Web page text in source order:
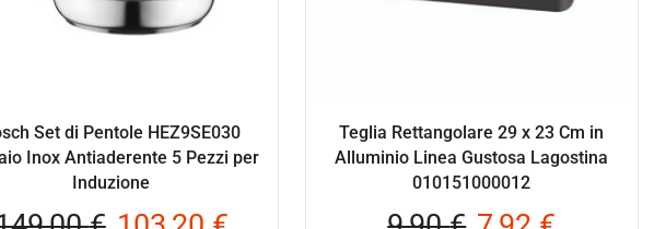
Set di Pentole HEZ9SE030
Inox Antiaderente 5 Pezzi per
Induzione
Teglia Rettangolare 29 x 23 Cm in
Alluminio Linea Gustosa Lagostina
010151000012